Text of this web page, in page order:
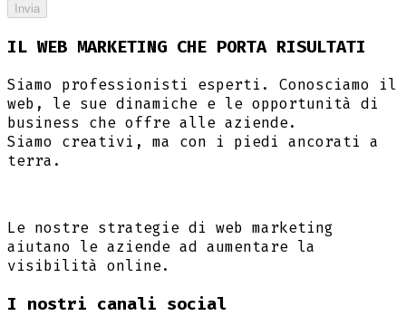
Invia
IL WEB MARKETING CHE PORTA RISULTATI
Siamo professionisti esperti. Conosciamo il
web, le sue dinamiche e le opportunità di
business che offre alle aziende.
Siamo creativi, ma con i piedi ancorati a
terra.
Le nostre strategie di web marketing
aiutano le aziende ad aumentare la
visibilità online.
I nostri canali social